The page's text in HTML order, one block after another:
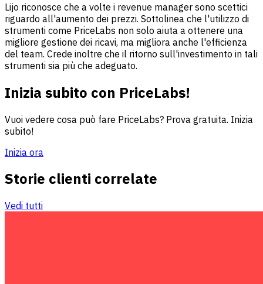
Lijo riconosce che a volte i revenue manager sono scettici
riguardo all'aumento dei prezzi. Sottolinea che l'utilizzo di
strumenti come PriceLabs non solo aiuta a ottenere una
migliore gestione dei ricavi, ma migliora anche l'efficienza
del team. Crede inoltre che il ritorno sull'investimento in tali
strumenti sia più che adeguato.
Inizia subito con PriceLabs!
Vuoi vedere cosa può fare PriceLabs? Prova gratuita. Inizia
subito!
Inizia ora
Storie clienti correlate
Vedi tutti